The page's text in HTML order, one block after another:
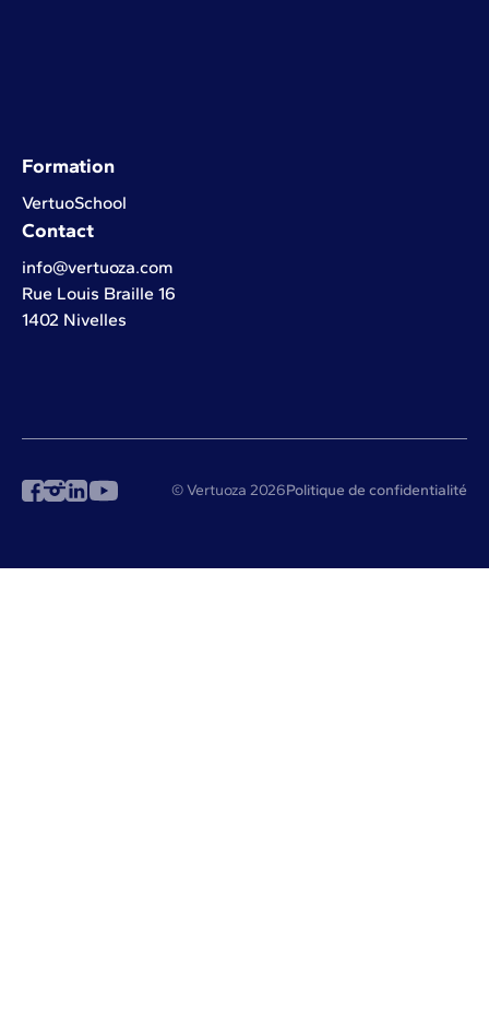
Formation
VertuoSchool
Contact
info@vertuoza.com
Rue Louis Braille 16
1402 Nivelles
© Vertuoza 2026Politique de confidentialité